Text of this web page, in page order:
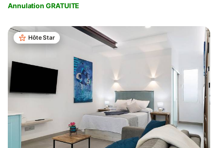
Annulation GRATUITE
Hôte Star